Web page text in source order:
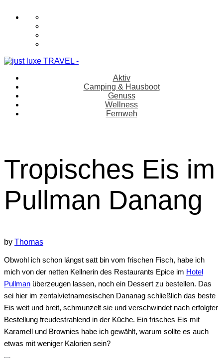
Aktiv
Camping & Hausboot
Genuss
Wellness
Fernweh
Tropisches Eis im
Pullman Danang
by Thomas
Obwohl ich schon längst satt bin vom frischen Fisch, habe ich
mich von der netten Kellnerin des Restaurants Epice im Hotel
Pullman überzeugen lassen, noch ein Dessert zu bestellen. Das
sei hier im zentalvietnamesischen Dananag schließlich das beste
Eis weit und breit, schmunzelt sie und verschwindet nach erfolgter
Bestellung freudestrahlend in der Küche. Ein frisches Eis mit
Karamell und Brownies habe ich gewählt, warum sollte es auch
etwas mit weniger Kalorien sein?